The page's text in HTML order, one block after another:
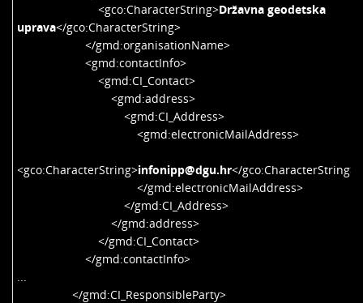
<gco:CharacterString>Državna geodetska
uprava</gco:CharacterString>
</gmd:organisationName>
<gmd:contactInfo>
<gmd:CI_Contact>
<gmd:address>
<gmd:CI_Address>
<gmd:electronicMailAddress>
<gco:CharacterString>infonipp@dgu.hr</gco:CharacterString>
</gmd:electronicMailAddress>
</gmd:CI_Address>
</gmd:address>
</gmd:CI_Contact>
</gmd:contactInfo>
...
</gmd:CI_ResponsibleParty>